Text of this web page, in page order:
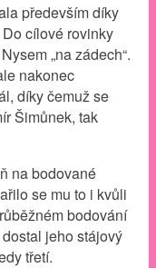
především díky
cílové rovinky
„na zádech“.
nakonec
díky čemuž se
Šimůnek, tak
na bodované
se mu to i kvůli
bodování
jeho stájový
třetí.